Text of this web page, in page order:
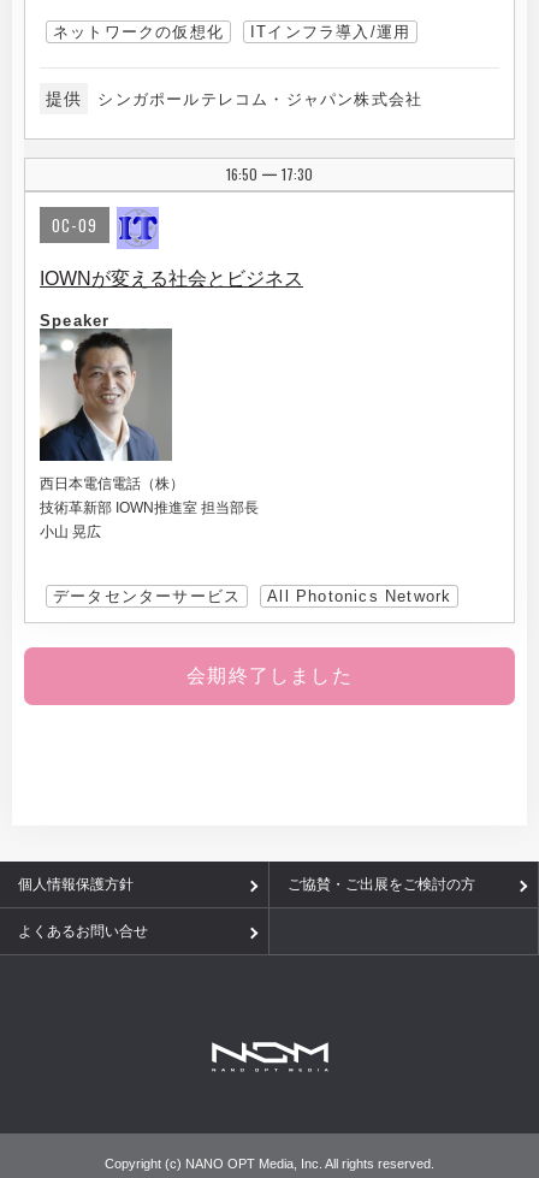
ネットワークの仮想化 ITインフラ導入/運用
提供 シンガポールテレコム・ジャパン株式会社
16:50 | 17:30
OC-09
IOWNが変える社会とビジネス
Speaker
西日本電信電話（株）
技術革新部 IOWN推進室 担当部長
小山 晃広
データセンターサービス All Photonics Network
会期終了しました
個人情報保護方針 ご協賛・ご出展をご検討の方
よくあるお問い合せ
Copyright (c) NANO OPT Media, Inc. All rights reserved.